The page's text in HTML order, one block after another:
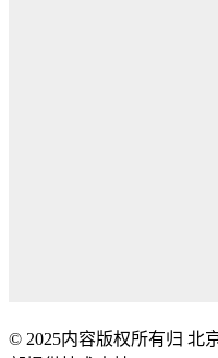
© 2025内容版权所有归 北